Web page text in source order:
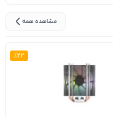
مشاهده همه
22
%